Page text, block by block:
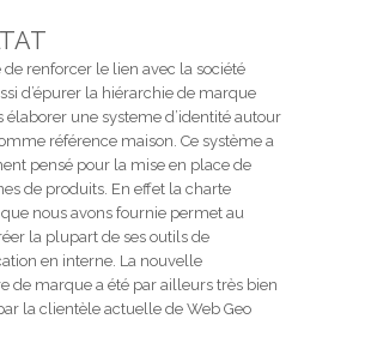
de renforcer le lien avec la société
d’épurer la hiérarchie de marque
élaborer une systeme d’identité autour
référence maison. Ce système a
pensé pour la mise en place de
de produits. En effet la charte
nous avons fournie permet au
la plupart de ses outils de
en interne. La nouvelle
de marque a été par ailleurs très bien
la clientèle actuelle de Web Geo